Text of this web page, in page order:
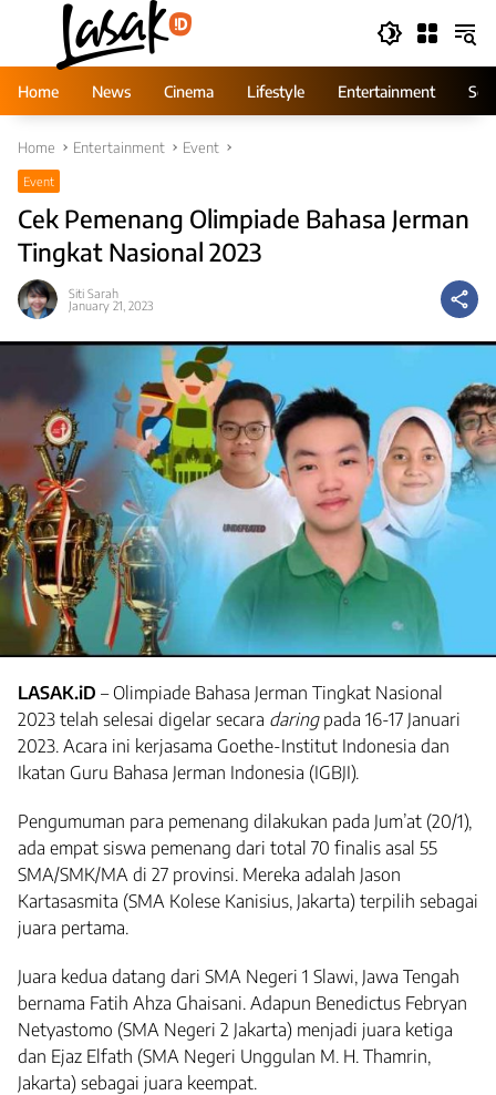
Home
News Cinema Lifestyle Entertainment
Home Entertainment Event
Event
Cek Pemenang Olimpiade Bahasa Jerman
Tingkat Nasional 2023
Siti Sarah
January 21, 2023
LASAK.iD – Olimpiade Bahasa Jerman Tingkat Nasional
2023 telah selesai digelar secara daringpada 16-17 Januari
2023. Acara ini kerjasama Goethe-Institut Indonesia dan
Ikatan Guru Bahasa Jerman Indonesia (IGBJI).
Pengumuman para pemenang dilakukan pada Jum’at (20/1),
ada empat siswa pemenang dari total 70 finalis asal 55
SMA/SMK/MA di 27 provinsi. Mereka adalah Jason
Kartasasmita (SMA Kolese Kanisius, Jakarta) terpilih sebagai
juara pertama.
Juara kedua datang dari SMA Negeri 1 Slawi, Jawa Tengah
bernama Fatih Ahza Ghaisani. Adapun Benedictus Febryan
Netyastomo (SMA Negeri 2 Jakarta) menjadi juara ketiga
dan Ejaz Elfath (SMA Negeri Unggulan M. H. Thamrin,
Jakarta) sebagai juara keempat.